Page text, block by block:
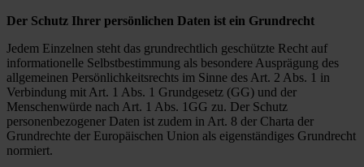
Der Schutz Ihrer persönlichen Daten ist ein Grundrecht
Jedem Einzelnen steht das grundrechtlich geschützte Recht auf
informationelle Selbstbestimmung als besondere Ausprägung des
allgemeinen Persönlichkeitsrechts im Sinne des Art. 2 Abs. 1 in
Verbindung mit Art. 1 Abs. 1 Grundgesetz (GG) und der
Menschenwürde nach Art. 1 Abs. 1GG zu. Der Schutz
personenbezogener Daten ist zudem in Art. 8 der Charta der
Grundrechte der Europäischen Union als eigenständiges Grundrecht
normiert.